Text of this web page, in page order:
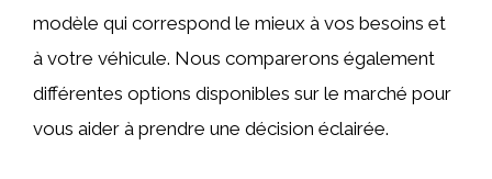
modèle qui correspond le mieux à vos besoins et
à votre véhicule. Nous comparerons également
différentes options disponibles sur le marché pour
vous aider à prendre une décision éclairée.